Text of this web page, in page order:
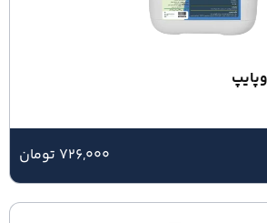
726,000 تومان